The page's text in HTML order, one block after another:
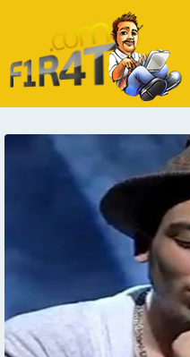
Ana Sayfa
Güncel
Hakkımda
İletişim